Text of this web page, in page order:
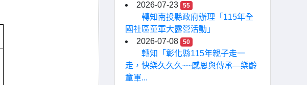
2026-07-23
55
轉知南投縣政府辦理「115年全
國社區童軍大露營活動」
2026-07-08
50
轉知「彰化縣115年親子走一
走，快樂久久久~~感恩與傳承—樂齡
童軍...